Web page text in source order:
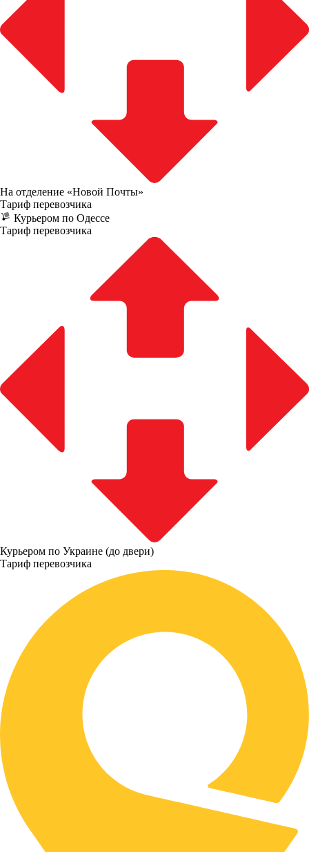
На отделение «Новой Почты»
Тариф перевозчика
Курьером по Одессе
Тариф перевозчика
Курьером по Украине (до двери)
Тариф перевозчика